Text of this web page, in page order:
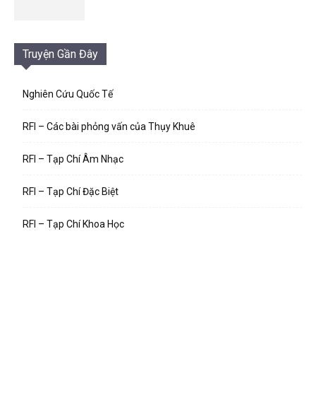
Truyện Gần Đây
Nghiên Cứu Quốc Tế
RFI – Các bài phỏng vấn của Thụy Khuê
RFI – Tạp Chí Âm Nhạc
RFI – Tạp Chí Đặc Biệt
RFI – Tạp Chí Khoa Học